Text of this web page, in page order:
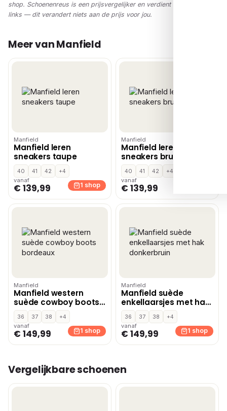
shop. Schoenenreus is een prijsvergelijker en verdient via affiliate-
links — dit verandert niets aan de prijs voor jou.
Meer van Manfield
Manfield
Manfield leren
sneakers taupe
40 41 42
+4
vanaf
€ 139,99 1 shop
Manfield
Manfield leren
sneakers bruin
40 41 42
+4
vanaf
€ 139,99
Manfield
Manfield western
suède cowboy boots
bordeaux
36 37 38
+4
vanaf
€ 149,99 1 shop
Manfield
Manfield suède
enkellaarsjes met hak
donkerbruin
36 37 38
+4
vanaf
€ 149,99 1 shop
Vergelijkbare schoenen